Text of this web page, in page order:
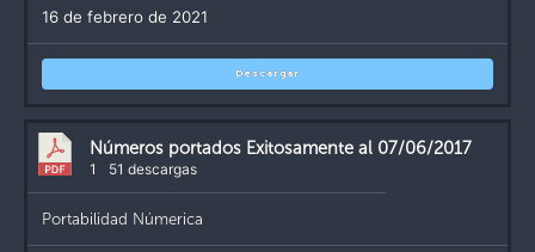
16 de febrero de 2021
Descargar
Números portados Exitosamente al 07/06/2017
1 51 descargas
Portabilidad Númerica